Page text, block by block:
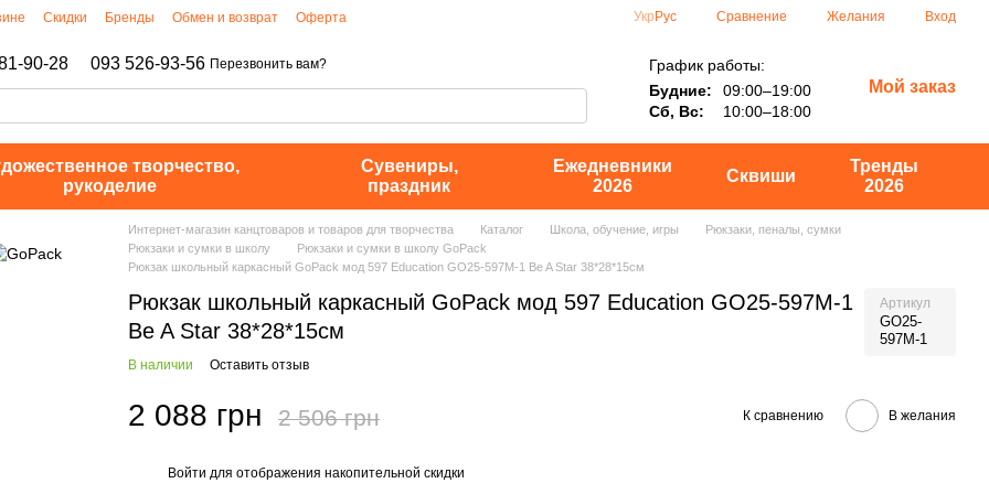
Скидки Бренды Обмен и возврат
Оферта
Укр Рус Сравнение Желания Вход
90-28 093 526-93-56 Перезвонить вам?
График работы:
Будние:
09:00–19:00
Сб, Вс:
10:00–18:00
Мой заказ
творчество,
рукоделие
Сувениры,
праздник
Ежедневники
2026
Сквиши
Тренды
2026
Интернет-магазин канцтоваров и товаров для творчества Каталог Школа, обучение, игры
Рюкзаки, пеналы, сумки
Рюкзаки и сумки в школу
Рюкзаки и сумки в школу GoPack
Рюкзак школьный каркасный GoPack мод 597 Education GO25-597M-1 Be A Star 38*28*15см
Рюкзак школьный каркасный GoPack мод 597 Education GO25-597M-1
Be A Star 38*28*15см
Артикул
GO25-
597M-1
В наличии Оставить отзыв
2 088 грн 2 506 грн К сравнению В желания
Войти для отображения накопительной скидки